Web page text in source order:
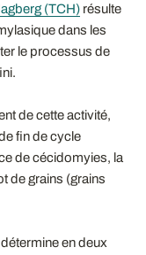
(TCH) résulte
dans les
le processus de
de cette activité,
fin de cycle
de cécidomyies, la
de grains (grains
en deux